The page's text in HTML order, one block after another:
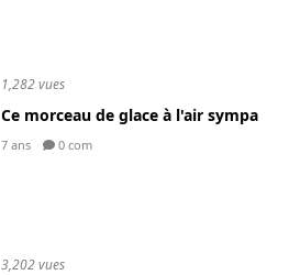
1,282 vues
Ce morceau de glace à l'air sympa
7 ans 0 com
3,202 vues